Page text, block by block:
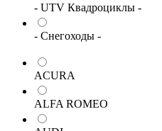
- UTV Квадроциклы -
- Снегоходы -
ACURA
ALFA ROMEO